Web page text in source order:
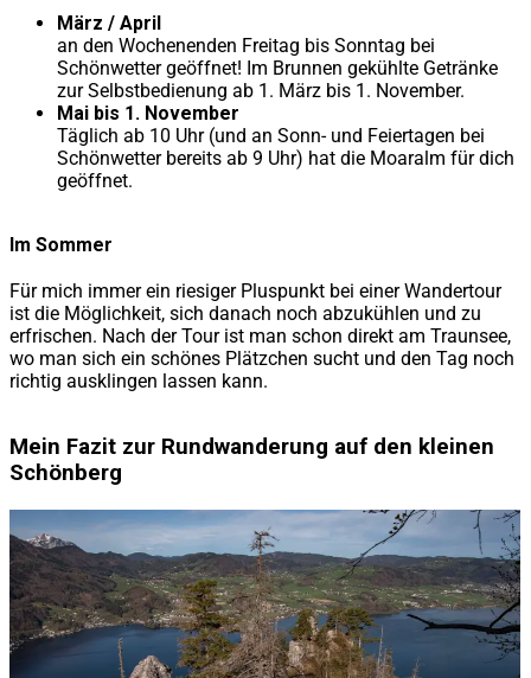
März / April
an den Wochenenden Freitag bis Sonntag bei
Schönwetter geöffnet! Im Brunnen gekühlte Getränke
zur Selbstbedienung ab 1. März bis 1. November.
Mai bis 1. November
Täglich ab 10 Uhr (und an Sonn- und Feiertagen bei
Schönwetter bereits ab 9 Uhr) hat die Moaralm für dich
geöffnet.
Im Sommer
Für mich immer ein riesiger Pluspunkt bei einer Wandertour
ist die Möglichkeit, sich danach noch abzukühlen und zu
erfrischen. Nach der Tour ist man schon direkt am Traunsee,
wo man sich ein schönes Plätzchen sucht und den Tag noch
richtig ausklingen lassen kann.
Mein Fazit zur Rundwanderung auf den kleinen
Schönberg